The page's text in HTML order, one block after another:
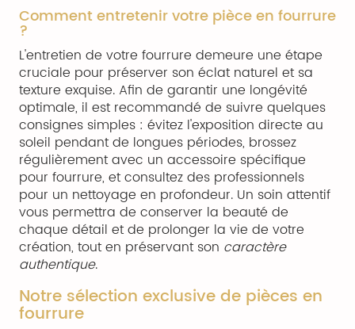
Comment entretenir votre pièce en fourrure
?
L'entretien de votre fourrure demeure une étape
cruciale pour préserver son éclat naturel et sa
texture exquise. Afin de garantir une longévité
optimale, il est recommandé de suivre quelques
consignes simples : évitez l'exposition directe au
soleil pendant de longues périodes, brossez
régulièrement avec un accessoire spécifique
pour fourrure, et consultez des professionnels
pour un nettoyage en profondeur. Un soin attentif
vous permettra de conserver la beauté de
chaque détail et de prolonger la vie de votre
création, tout en préservant son caractère
authentique.
Notre sélection exclusive de pièces en
fourrure